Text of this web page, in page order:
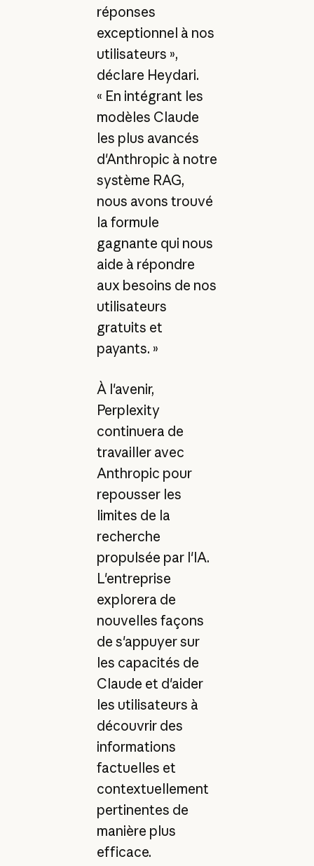
réponses
exceptionnel à nos
utilisateurs »,
déclare Heydari.
« En intégrant les
modèles Claude
les plus avancés
d'Anthropic à notre
système RAG,
nous avons trouvé
la formule
gagnante qui nous
aide à répondre
aux besoins de nos
utilisateurs
gratuits et
payants. »
À l'avenir,
Perplexity
continuera de
travailler avec
Anthropic pour
repousser les
limites de la
recherche
propulsée par l'IA.
L'entreprise
explorera de
nouvelles façons
de s'appuyer sur
les capacités de
Claude et d'aider
les utilisateurs à
découvrir des
informations
factuelles et
contextuellement
pertinentes de
manière plus
efficace.